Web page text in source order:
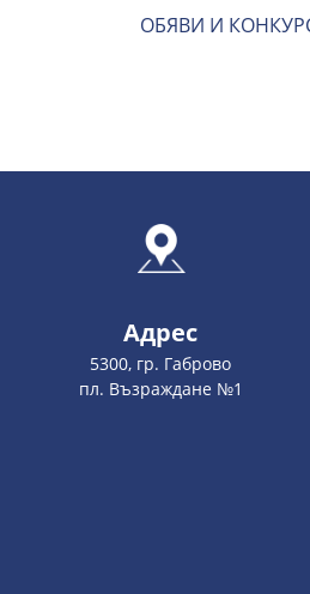
ОБЯВИ И
Адрес
5300, гр. Габрово
пл. Възраждане №1